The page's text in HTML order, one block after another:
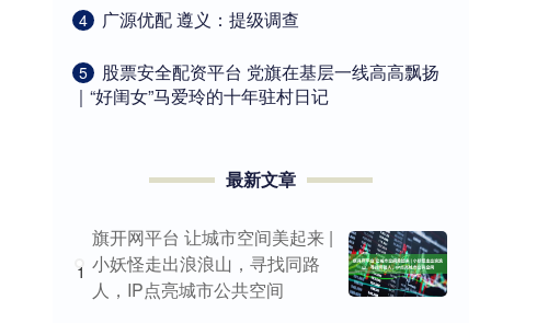
4 ​广源优配 遵义：提级调查
5
​股票安全配资平台 党旗在基层一线高高飘扬
｜“好闺女”马爱玲的十年驻村日记
最新文章
1
旗开网平台 让城市空间美起来 |
小妖怪走出浪浪山，寻找同路
人，IP点亮城市公共空间